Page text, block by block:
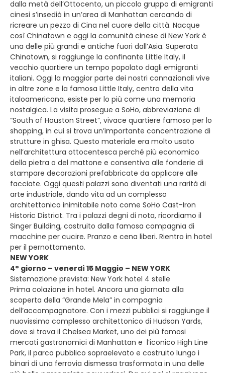
dalla metà dell’Ottocento, un piccolo gruppo di emigranti
cinesi s’insediò in un’area di Manhattan cercando di
ricreare un pezzo di Cina nel cuore della città. Nacque
così Chinatown e oggi la comunità cinese di New York è
una delle più grandi e antiche fuori dall’Asia. Superata
Chinatown, si raggiunge la confinante Little Italy, il
vecchio quartiere un tempo popolato dagli emigranti
italiani. Oggi la maggior parte dei nostri connazionali vive
in altre zone e la famosa Little Italy, centro della vita
italoamericana, esiste per lo più come una memoria
nostalgica. La visita prosegue a SoHo, abbreviazione di
“South of Houston Street”, vivace quartiere famoso per lo
shopping, in cui si trova un’importante concentrazione di
strutture in ghisa. Questo materiale era molto usato
nell’architettura ottocentesca perché più economico
della pietra o del mattone e consentiva alle fonderie di
stampare decorazioni prefabbricate da applicare alle
facciate. Oggi questi palazzi sono diventati una rarità di
arte industriale, dando vita ad un complesso
architettonico inimitabile noto come SoHo Cast-Iron
Historic District. Tra i palazzi degni di nota, ricordiamo il
Singer Building, costruito dalla famosa compagnia di
macchine per cucire. Pranzo e cena liberi. Rientro in hotel
per il pernottamento.
NEW YORK
4° giorno – venerdì 15 Maggio – NEW YORK
Sistemazione prevista: New York hotel 4 stelle
Prima colazione in hotel. Ancora una giornata alla
scoperta della “Grande Mela” in compagnia
dell’accompagnatore. Con i mezzi pubblici si raggiunge il
nuovissimo complesso architettonico di Hudson Yards,
dove si trova il Chelsea Market, uno dei più famosi
mercati gastronomici di Manhattan e l’iconico High Line
Park, il parco pubblico sopraelevato e costruito lungo i
binari di una ferrovia dismessa trasformata in una delle